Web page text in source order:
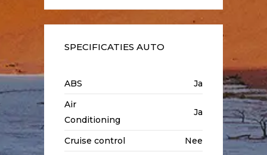
SPECIFICATIES AUTO
ABS
Ja
Air
Conditioning
Ja
Cruise control
Nee